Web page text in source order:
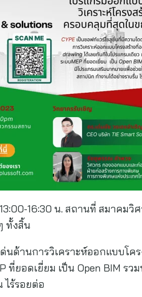
16:30 น. สถานที่ สมาคมวิ
ทั้งสิ้น
นด้านการวิเคราะห์ออกแบบโค
ยอดเยี่ยม เป็น Open BIM รว
ไร้รอยต่อ